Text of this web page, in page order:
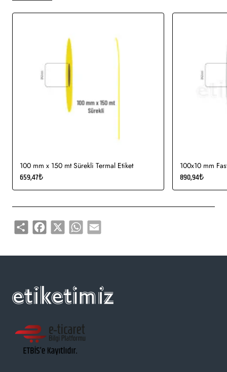
30x40 mm Kuşe Etiket tüm barkod yazıcılar için uygundur.
Yapışkan Türleri: Akrilik (Standart yapışkanlı tutkal), Holtmelt
(Kuvvetli yapışkan tutkal), Nonperm (İz Bırakmayan yapışkanlı
tutkal), Deep frezee (Soğuğa dayanıklı yapışkanlı tutkal)
Kullanım Alanları:
etiketi, koli üstü etiketi. Genellikle hızlı tüketim ürünlerinde
100 mm x 150 mt Sürekli Termal Etiket
659,47₺
100x10 mm
890,94₺
Share Facebook
X WhatsApp
Email